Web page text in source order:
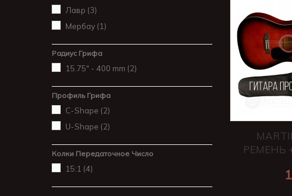
Лавр (3)
Мербау (1)
Радиус Грифа
15.75" - 400 mm (2)
Профиль Грифа
C-Shape (2)
U-Shape (2)
Колки Передаточное Число
15:1 (4)
РЕМЕНЬ